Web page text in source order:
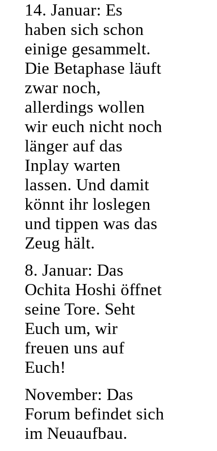
14. Januar: Es
haben sich schon
einige gesammelt.
Die Betaphase läuft
zwar noch,
allerdings wollen
wir euch nicht noch
länger auf das
Inplay warten
lassen. Und damit
könnt ihr loslegen
und tippen was das
Zeug hält.
8. Januar: Das
Ochita Hoshi öffnet
seine Tore. Seht
Euch um, wir
freuen uns auf
Euch!
November: Das
Forum befindet sich
im Neuaufbau.